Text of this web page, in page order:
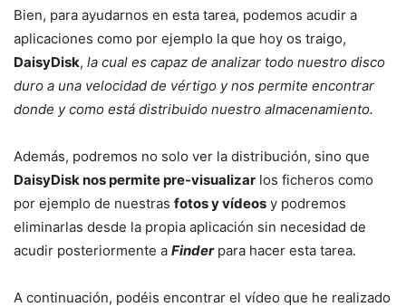
Bien, para ayudarnos en esta tarea, podemos acudir a
aplicaciones como por ejemplo la que hoy os traigo,
DaisyDisk, la cual es capaz de analizar todo nuestro disco
duro a una velocidad de vértigo y nos permite encontrar
donde y como está distribuido nuestro almacenamiento.
Además, podremos no solo ver la distribución, sino que
DaisyDisk nos permite pre-visualizar los ficheros como
por ejemplo de nuestras fotos yvídeos y podremos
eliminarlas desde la propia aplicación sin necesidad de
acudir posteriormente a Finder para hacer esta tarea.
A continuación, podéis encontrar el vídeo que he realizado